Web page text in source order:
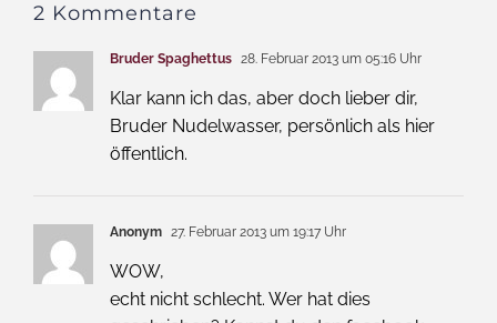
2 Kommentare
Bruder Spaghettus 28. Februar 2013 um 05:16 Uhr
Klar kann ich das, aber doch lieber dir,
Bruder Nudelwasser, persönlich als hier
öffentlich.
Anonym 27. Februar 2013 um 19:17 Uhr
WOW,
echt nicht schlecht. Wer hat dies